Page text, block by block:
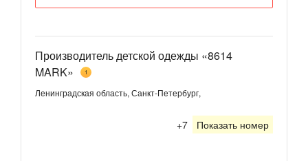
Производитель детской одежды «8614
MARK»
1
Ленинградская область, Санкт-Петербург,
+7 Показать номер